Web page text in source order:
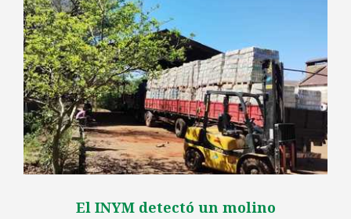
El INYM detectó un molino